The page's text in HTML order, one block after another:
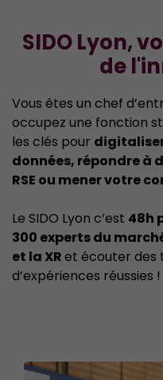
SIDO Lyon,
de
Vous êtes un chef
occupez une fonction
les clés pour
données, répondre à
RSE ou mener votre
Le SIDO Lyon c’est 48h
300 experts du
et la XRet écouter des
d’expériences réussies !